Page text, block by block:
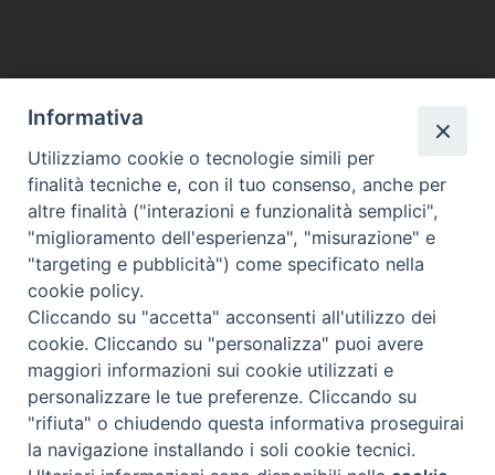
Diocesi di Assisi - Nocera Umbra - Gualdo
Tadino
P.zza Vescovado 3, 06081 Assisi (PG)
@2017
Informativa
Utilizziamo cookie o tecnologie simili per
finalità tecniche e, con il tuo consenso, anche per
altre finalità ("interazioni e funzionalità semplici",
"miglioramento dell'esperienza", "misurazione" e
"targeting e pubblicità") come specificato nella
cookie policy.
Cliccando su "accetta" acconsenti all'utilizzo dei
cookie. Cliccando su "personalizza" puoi avere
maggiori informazioni sui cookie utilizzati e
personalizzare le tue preferenze. Cliccando su
"rifiuta" o chiudendo questa informativa proseguirai
la navigazione installando i soli cookie tecnici.